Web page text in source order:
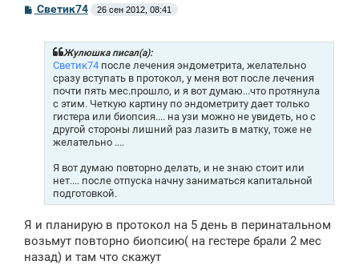
С
о
Светик74 26 сен 2012, 08:41
Жулюшка писал(а):
Светик74 после лечения эндометрита, желательно
сразу вступать в протокол, у меня вот после лечения
почти пять мес.прошло, и я вот думаю...что протянула
с этим. Четкую картину по эндометриту дает только
гистера или биопсия.... на узи можно не увидеть, но с
другой стороны лишний раз лазить в матку, тоже не
желательно ....
Я вот думаю повторно делать, и не знаю стоит или
нет.... после отпуска начну заниматься капитальной
подготовкой.
Я и планирую в протокол на 5 день в перинатальном
возьмут повторно биопсию( на гестере брали 2 мес
назад) и там что скажут